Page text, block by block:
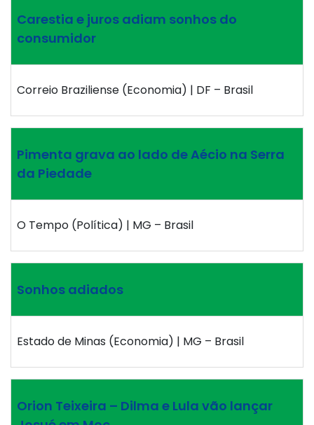
Carestia e juros adiam sonhos do
consumidor
Correio Braziliense (Economia) | DF – Brasil
Pimenta grava ao lado de Aécio na Serra
da Piedade
O Tempo (Política) | MG – Brasil
Sonhos adiados
Estado de Minas (Economia) | MG – Brasil
Orion Teixeira – Dilma e Lula vão lançar